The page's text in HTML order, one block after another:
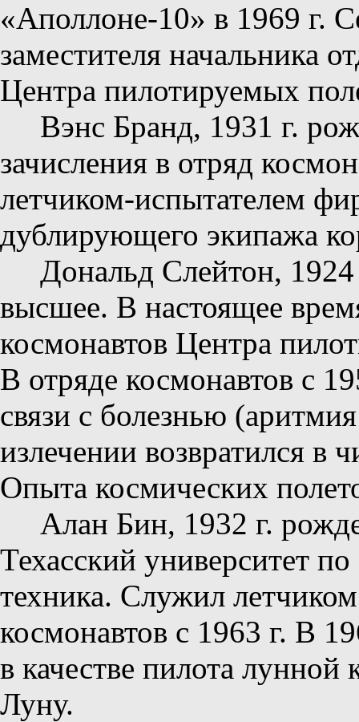
«Аполлоне-10» в 1969 г.
заместителя начальника
Центра пилотируемых
Вэнс Бранд, 1931 г.
зачисления в отряд
летчиком-испытателем
дублирующего экипажа
Дональд Слейтон,
высшее. В настоящее
космонавтов Центра
В отряде космонавтов с
связи с болезнью
излечении возвратился в
Опыта космических
Алан Бин, 1932 г.
Техасский университет
техника. Служил
космонавтов с 1963 г. В
в качестве пилота
Луну.